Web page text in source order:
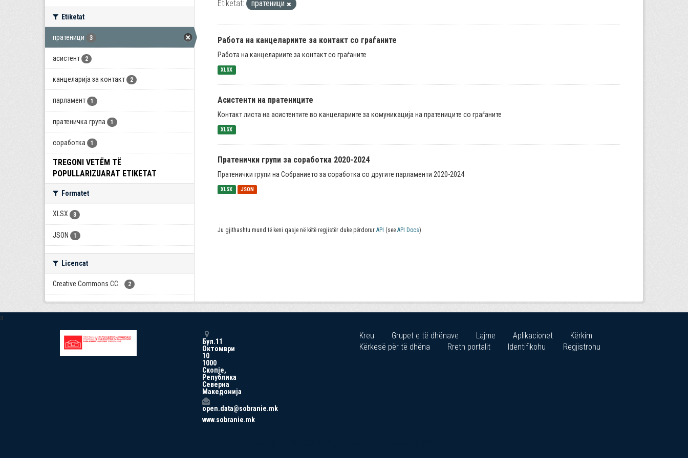
Etiketat
пратеници 3
асистент 2
канцеларија за контакт 2
парламент 1
пратеничка група 1
соработка 1
TREGONI VETËM TË
POPULLARIZUARAT ETIKETAT
Formatet
XLSX 3
JSON 1
Licencat
Creative Commons CC... 2
Etiketat: пратеници
Работа на канцелариите за контакт со граѓаните
Работа на канцелариите за контакт со граѓаните
XLSX
Асистенти на пратениците
Контакт листа на асистентите во канцелариите за комуникација на пратениците со граѓаните
XLSX
Пратенички групи за соработка 2020-2024
Пратенички групи на Собранието за соработка со другите парламенти 2020-2024
XLSX JSON
Ju gjithashtu mund të keni qasje në këtë regjistër duke përdorur API (see API Docs).
a
Бул.11
Октомври
10
1000
Скопје,
Република
Северна
Македонија
open.data@sobranie.mk
www.sobranie.mk
Kreu Grupet e të dhënave Lajme Aplikacionet
Kërkim
Kërkesë për të dhëna
Rreth portalit Identifikohu Regjistrohu